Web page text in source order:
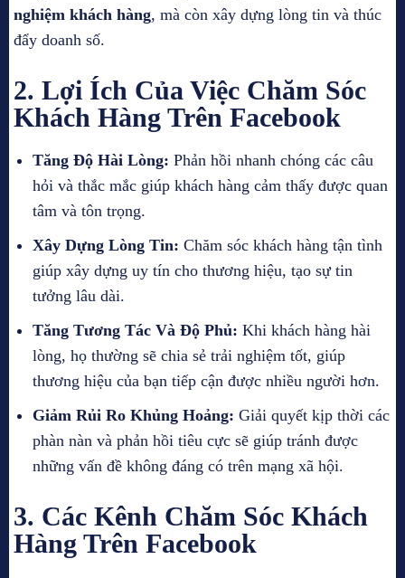
nghiệm khách hàng, mà còn xây dựng lòng tin và thúc
đẩy doanh số.
2. Lợi Ích Của Việc Chăm Sóc
Khách Hàng Trên Facebook
Tăng Độ Hài Lòng: Phản hồi nhanh chóng các câu
hỏi và thắc mắc giúp khách hàng cảm thấy được quan
tâm và tôn trọng.
Xây Dựng Lòng Tin: Chăm sóc khách hàng tận tình
giúp xây dựng uy tín cho thương hiệu, tạo sự tin
tưởng lâu dài.
Tăng Tương Tác Và Độ Phủ: Khi khách hàng hài
lòng, họ thường sẽ chia sẻ trải nghiệm tốt, giúp
thương hiệu của bạn tiếp cận được nhiều người hơn.
Giảm Rủi Ro Khủng Hoảng: Giải quyết kịp thời các
phàn nàn và phản hồi tiêu cực sẽ giúp tránh được
những vấn đề không đáng có trên mạng xã hội.
3. Các Kênh Chăm Sóc Khách
Hàng Trên Facebook